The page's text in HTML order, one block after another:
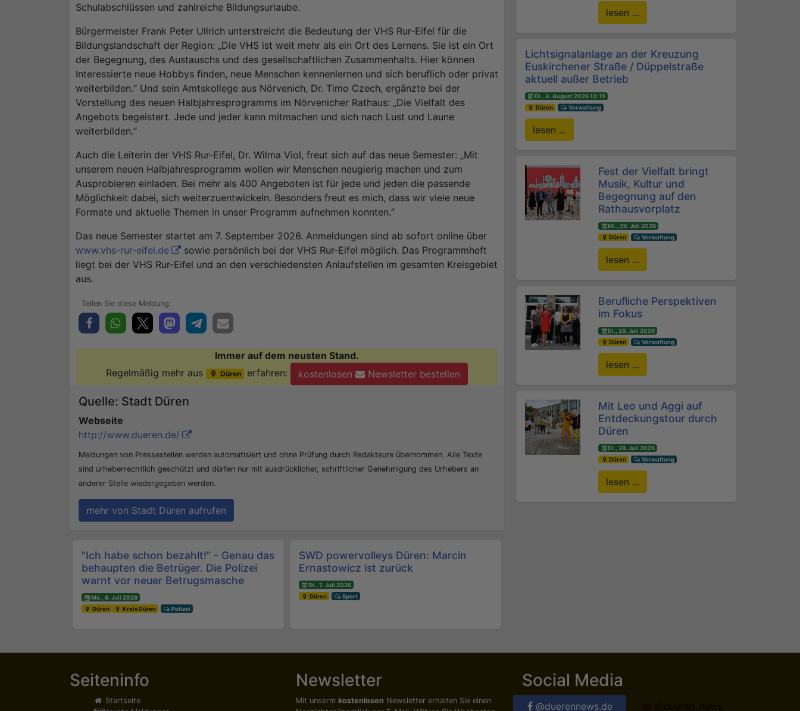
Schulabschlüssen und zahlreiche Bildungsurlaube.
Bürgermeister Frank Peter Ullrich unterstreicht die Bedeutung der VHS Rur-Eifel für die
Bildungslandschaft der Region: „Die VHS ist weit mehr als ein Ort des Lernens. Sie ist ein Ort
der Begegnung, des Austauschs und des gesellschaftlichen Zusammenhalts. Hier können
Interessierte neue Hobbys finden, neue Menschen kennenlernen und sich beruflich oder privat
weiterbilden.“ Und sein Amtskollege aus Nörvenich, Dr. Timo Czech, ergänzte bei der
Vorstellung des neuen Halbjahresprogramms im Nörvenicher Rathaus: „Die Vielfalt des
Angebots begeistert. Jede und jeder kann mitmachen und sich nach Lust und Laune
weiterbilden.“
Auch die Leiterin der VHS Rur-Eifel, Dr. Wilma Viol, freut sich auf das neue Semester: „Mit
unserem neuen Halbjahresprogramm wollen wir Menschen neugierig machen und zum
Ausprobieren einladen. Bei mehr als 400 Angeboten ist für jede und jeden die passende
Möglichkeit dabei, sich weiterzuentwickeln. Besonders freut es mich, dass wir viele neue
Formate und aktuelle Themen in unser Programm aufnehmen konnten.“
Das neue Semester startet am 7. September 2026. Anmeldungen sind ab sofort online über
www.vhs-rur-eifel.de
sowie persönlich bei der VHS Rur-Eifel möglich. Das Programmheft
liegt bei der VHS Rur-Eifel und an den verschiedensten Anlaufstellen im gesamten Kreisgebiet
aus.
Immer auf dem neusten Stand.
Regelmäßig mehr aus
Düren erfahren: kostenlosen Newsletter bestellen
Quelle: Stadt Düren
Webseite
http://www.dueren.de/
Meldungen von Pressestellen werden automatisiert und ohne Prüfung durch Redakteure übernommen. Alle Texte
sind urheberrechtlich geschützt und dürfen nur mit ausdrücklicher, schriftlicher Genehmigung des Urhebers an
anderer Stelle wiedergegeben werden.
mehr von Stadt Düren aufrufen
Beitrags-Navigation
"Ich habe schon bezahlt!" - Genau das
behaupten die Betrüger. Die Polizei
warnt vor neuer Betrugsmasche
Mo., 6. Juli 2026
Düren
Kreis Düren Polizei
SWD powervolleys Düren: Marcin
Ernastowicz ist zurück
Di., 7. Juli 2026
Düren
Sport
lesen ...
Lichtsignalanlage an der Kreuzung
Euskirchener Straße / Düppelstraße
aktuell außer Betrieb
Di., 4. August 2026 10:15
Düren
Verwaltung
lesen ...
Fest der Vielfalt bringt
Musik, Kultur und
Begegnung auf den
Rathausvorplatz
Mi., 29. Juli 2026
Düren
Verwaltung
lesen ...
Berufliche Perspektiven
im Fokus
Di., 28. Juli 2026
Düren
Verwaltung
lesen ...
Mit Leo und Aggi auf
Entdeckungstour durch
Düren
Di., 28. Juli 2026
Düren
Verwaltung
lesen ...
Seiteninfo
Startseite
Newsletter
Mit unserm kostenlosen Newsletter erhalten Sie einen
Social Media
@duerennews.de